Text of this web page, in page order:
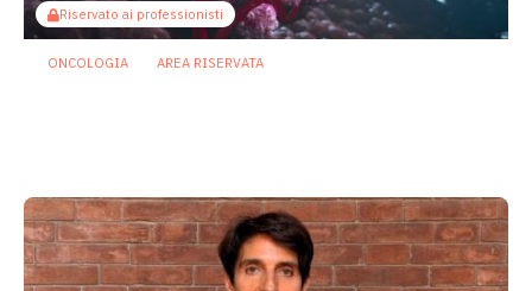
Riservato ai professionisti
ONCOLOGIA AREA RISERVATA